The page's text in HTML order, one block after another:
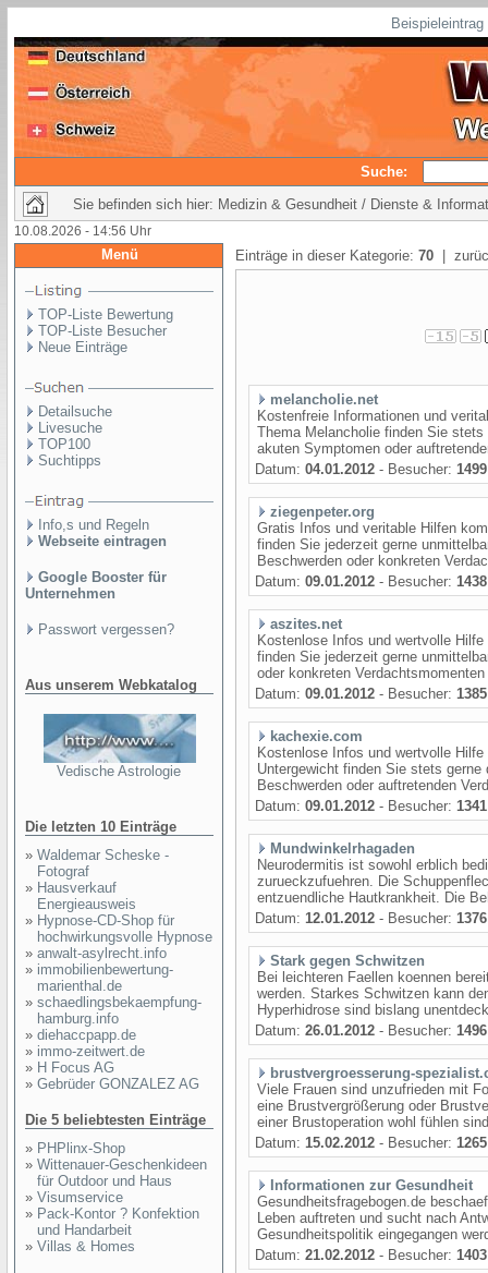
Suche:
Sie befinden sich hier: Medizin & Gesundheit / Dienste &
10.08.2026 - 14:56 Uhr
Menü
TOP-Liste Bewertung
TOP-Liste Besucher
Neue Einträge
Detailsuche
Livesuche
TOP100
Suchtipps
Info,s und Regeln
Webseite eintragen
Google Booster für
Unternehmen
Passwort vergessen?
Aus unserem Webkatalog
Vedische Astrologie
Die letzten 10 Einträge
» Waldemar Scheske -
Fotograf
» Hausverkauf
Energieausweis
» Hypnose-CD-Shop für
hochwirkungsvolle Hypnose
» anwalt-asylrecht.info
» immobilienbewertung-
marienthal.de
» schaedlingsbekaempfung-
hamburg.info
» diehaccpapp.de
» immo-zeitwert.de
» H Focus AG
» Gebrüder GONZALEZ AG
Die 5 beliebtesten Einträge
» PHPlinx-Shop
» Wittenauer-Geschenkideen
für Outdoor und Haus
» Visumservice
» Pack-Kontor ? Konfektion
und Handarbeit
» Villas & Homes
Einträge in dieser Kategorie: 70 |
melancholie.net
Kostenfreie Informationen und
Thema Melancholie finden Sie
akuten Symptomen oder
Datum: 04.01.2012 - Besucher: 1499
ziegenpeter.org
Gratis Infos und veritable Hilfen
finden Sie jederzeit gerne
Beschwerden oder konkreten
Datum: 09.01.2012 - Besucher: 1438
aszites.net
Kostenlose Infos und wertvolle
finden Sie jederzeit gerne
oder konkreten
Datum: 09.01.2012 - Besucher: 1385
kachexie.com
Kostenlose Infos und wertvolle
Untergewicht finden Sie stets
Beschwerden oder auftretenden
Datum: 09.01.2012 - Besucher: 1341
Mundwinkelrhagaden
Neurodermitis ist sowohl erblich
zurueckzufuehren. Die
entzuendliche Hautkrankheit. Die
Datum: 12.01.2012 - Besucher: 1376
Stark gegen Schwitzen
Bei leichteren Faellen koennen
werden. Starkes Schwitzen kann
Hyperhidrose sind bislang
Datum: 26.01.2012 - Besucher: 1496
brustvergroesserung-
Viele Frauen sind unzufrieden mit
eine Brustvergrößerung oder
einer Brustoperation wohl fühlen
Datum: 15.02.2012 - Besucher: 1265
Informationen zur Gesundheit
Gesundheitsfragebogen.de
Leben auftreten und sucht nach
Gesundheitspolitik eingegangen
Datum: 21.02.2012 - Besucher: 1403